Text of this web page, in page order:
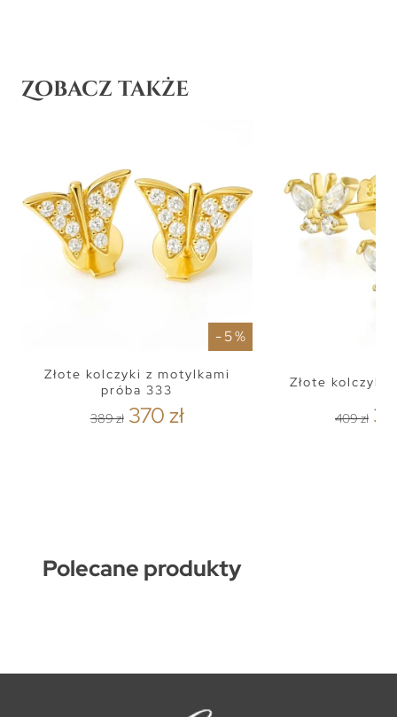
Zobacz także
- 5 %
Złote kolczyki z motylkami
próba 333
389 zł 370 zł
Złote kolczyki
409 zł
Polecane produkty